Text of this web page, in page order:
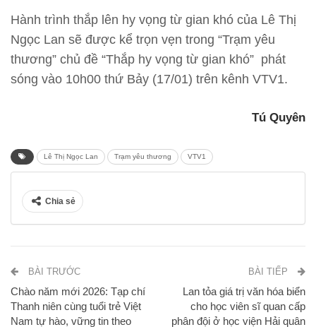
Hành trình thắp lên hy vọng từ gian khó của Lê Thị
Ngọc Lan sẽ được kể trọn vẹn trong “Trạm yêu
thương” chủ đề “Thắp hy vọng từ gian khó” phát
sóng vào 10h00 thứ Bảy (17/01) trên kênh VTV1.
Tú Quyên
Lê Thị Ngọc Lan Trạm yêu thương VTV1
Chia sẻ
BÀI TRƯỚC
Chào năm mới 2026: Tạp chí
Thanh niên cùng tuổi trẻ Việt
Nam tự hào, vững tin theo
BÀI TIẾP
Lan tỏa giá trị văn hóa biển
cho học viên sĩ quan cấp
phân đội ở học viện Hải quân